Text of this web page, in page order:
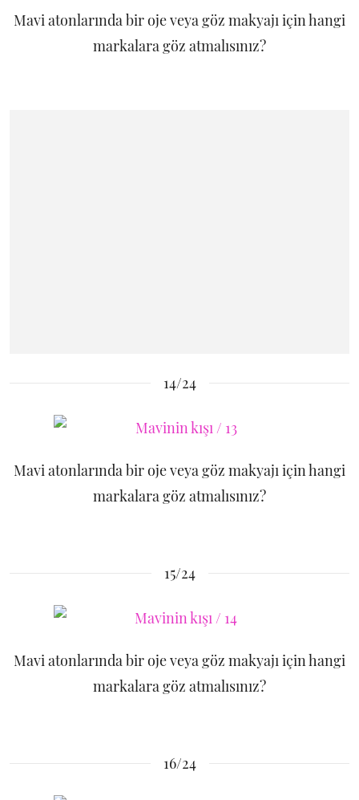
Mavi atonlarında bir oje veya göz makyajı için hangi
markalara göz atmalısınız?
14/24
Mavi atonlarında bir oje veya göz makyajı için hangi
markalara göz atmalısınız?
15/24
Mavi atonlarında bir oje veya göz makyajı için hangi
markalara göz atmalısınız?
16/24